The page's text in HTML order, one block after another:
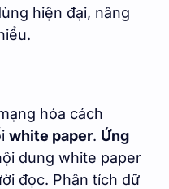
hiện đại, nâng
hóa cách
white paper. Ứng
dung white paper
đọc. Phân tích dữ